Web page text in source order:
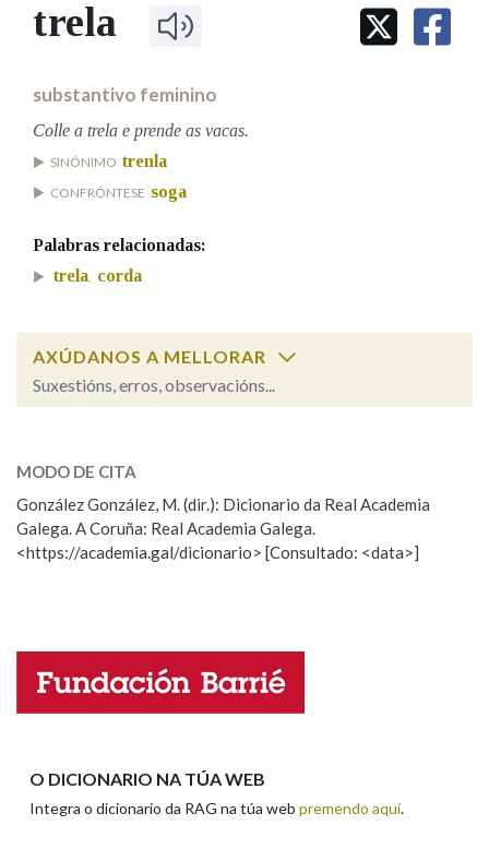
IDENTIDADE CORPORATIVA
MARCIAL DEL ADALID
FIGURAS HOMENAXEADAS
PRIMAVERA DAS LETRAS
Facebook
TwitterYoutubeInstagram
Bluesky
BUSCAR NOS LEMAS
Remata por
Contén
BUSCAR NO CONTIDO
Nas definicións
Nos exemplos
Na fraseoloxía
OUTRAS OPCIÓNS DE BUSCA
Marcas gramaticais
Pertence a
trela
substantivo feminino
Colle a trela e prende as vacas.
SINÓNIMO trenla
CONFRÓNTESE soga
Palabras relacionadas:
trela, corda
AXÚDANOS A MELLORAR
Suxestións, erros, observacións...
ESCOLLE UNHA OPCIÓN:
Observación Hai un erro na palabra
Propoño mellorar a definición
Nome
MODO DE CITA
González González, M. (dir.): Dicionario da Real Academia
Galega. A Coruña: Real Academia Galega.
<https://academia.gal/dicionario> [Consultado: <data>]
O DICIONARIO NA TÚA WEB
Integra o dicionario da RAG na túa web premendo aquí.